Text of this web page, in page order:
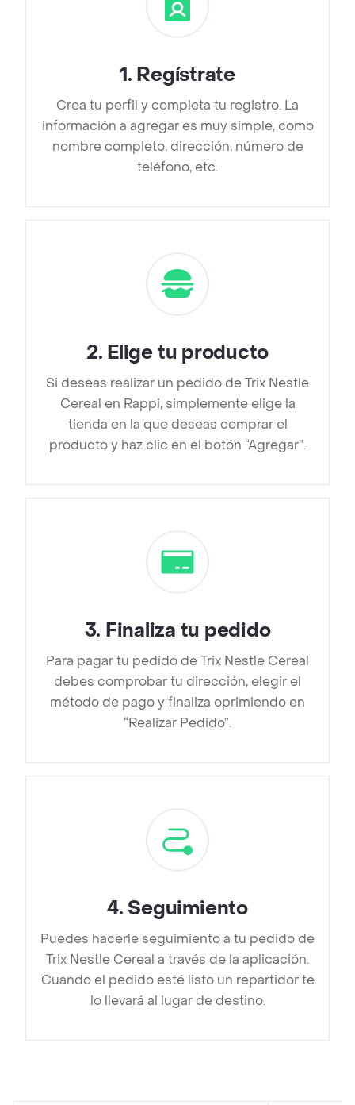
1. Regístrate
Crea tu perfil y completa tu registro. La
información a agregar es muy simple, como
nombre completo, dirección, número de
teléfono, etc.
2. Elige tu producto
Si deseas realizar un pedido de Trix Nestle
Cereal en Rappi, simplemente elige la
tienda en la que deseas comprar el
producto y haz clic en el botón “Agregar”.
3. Finaliza tu pedido
Para pagar tu pedido de Trix Nestle Cereal
debes comprobar tu dirección, elegir el
método de pago y finaliza oprimiendo en
“Realizar Pedido”.
4. Seguimiento
Puedes hacerle seguimiento a tu pedido de
Trix Nestle Cereal a través de la aplicación.
Cuando el pedido esté listo un repartidor te
lo llevará al lugar de destino.